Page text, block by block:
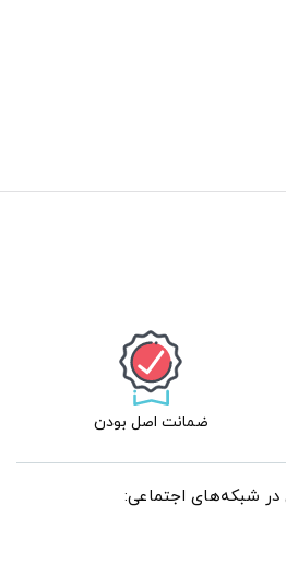
ضمانت اصل بودن
در شبکه‌های اجتماعی: